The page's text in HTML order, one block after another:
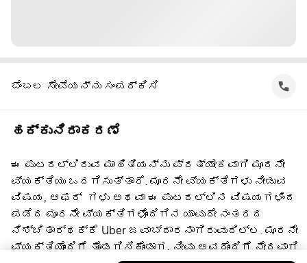
ಬೆಂಬಲ ಸೇವೆಯನ್ನು ಸಂಪರ್ಕಿಸಿ
ಹಕ್ಕುನಿರಾಕರಣೆ
ಈ ಪುಟದಲ್ಲಿರುವ ಮಾಹಿತಿಯನ್ನು ಪ್ರತ್ಯೇಕವಾಗಿ ಮೂರನೇ
ವ್ಯಕ್ತಿಯು ಒದಗಿಸುತ್ತಾರೆ. ಮೂರನೇ ವ್ಯಕ್ತಿಗಳು ನೀಡುವ
ವಿಷಯ, ಆಫರ್ ‌ ಗಳು ಅಥವಾ ಈ ಪುಟದಲ್ಲಿನ ವಿಷಯಗಳಿಂದ
ಪಡೆದ ಮೂರನೇ ವ್ಯಕ್ತಿಗಳೊಂದಿಗಿನ ಯಾವುದೇ ನಂತರದ
ನಿಶ್ಚಿತಾರ್ಥಕ್ಕೆ Uber ಜವಾಬ್ದಾರನಾಗಿರುವುದಿಲ್ಲ. ಮೂರನೇ
ವ್ಯಕ್ತಿಯೊಂದಿಗೆ ತೊಡಗಿಸಿಕೊಂಡಾಗ, ನೀವು ಅವರೊಂದಿಗೆ ನೇರವಾಗಿ